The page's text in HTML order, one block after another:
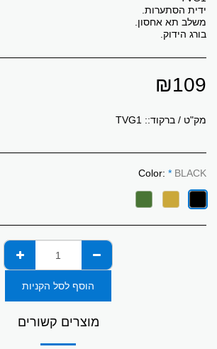
בורג הידוק.
₪109
מק"ט / ברקוד:: TVG1
Color: * BLACK
הוסף לסל הקניות
מוצרים קשורים